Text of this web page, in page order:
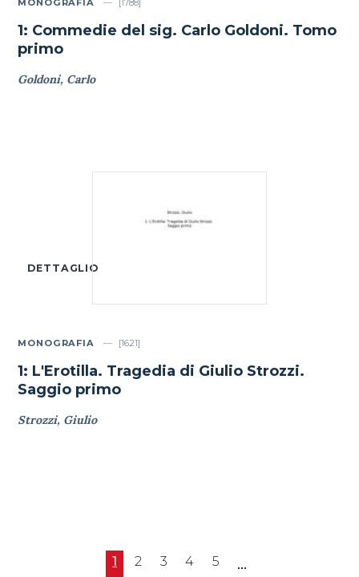
MONOGRAFIA [1788]
1: Commedie del sig. Carlo Goldoni. Tomo
primo
Goldoni, Carlo
DETTAGLIO
MONOGRAFIA [1621]
1: L'Erotilla. Tragedia di Giulio Strozzi.
Saggio primo
Strozzi, Giulio
1 2 3 4 5 ...